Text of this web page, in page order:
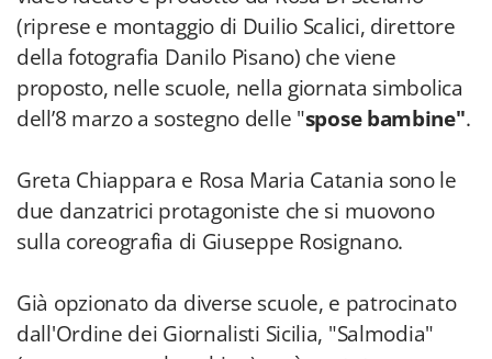
(riprese e montaggio di Duilio Scalici, direttore
della fotografia Danilo Pisano) che viene
proposto, nelle scuole, nella giornata simbolica
dell’8 marzo a sostegno delle "spose bambine".
Greta Chiappara e Rosa Maria Catania sono le
due danzatrici protagoniste che si muovono
sulla coreografia di Giuseppe Rosignano.
Già opzionato da diverse scuole, e patrocinato
dall'Ordine dei Giornalisti Sicilia, "Salmodia"